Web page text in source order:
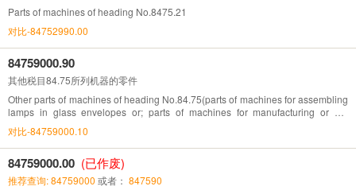
Parts of machines of heading No.8475.21
对比-84752990.00
84759000.90
其他税目84.75所列机器的零件
Other parts of machines of heading No.84.75(parts of machines for assembling
lamps in glass envelopes or; parts of machines for manufacturing or hot
working glass or glassware)
对比-84759000.10
84759000.00 (已作废)
推荐查询: 84759000 或者： 847590